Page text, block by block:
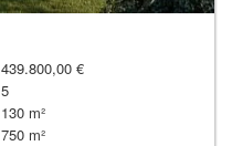
439.800,00 €
5
130 m²
750 m²